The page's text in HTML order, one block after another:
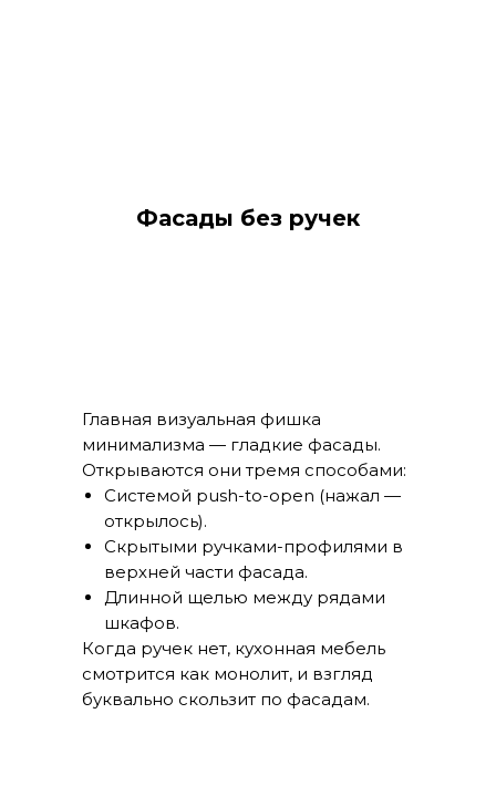
Фасады без ручек
Главная визуальная фишка
минимализма — гладкие фасады.
Открываются они тремя способами:
Системой push-to-open (нажал —
открылось).
Скрытыми ручками-профилями в
верхней части фасада.
Длинной щелью между рядами
шкафов.
Когда ручек нет, кухонная мебель
смотрится как монолит, и взгляд
буквально скользит по фасадам.